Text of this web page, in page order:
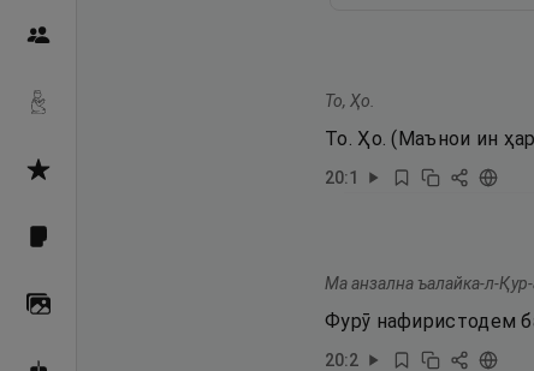
То, Ҳо.
То. Ҳо. (Маънои ин
20:1
Ма анзална ъалайка-л-
Фурӯ нафиристодем
20:2